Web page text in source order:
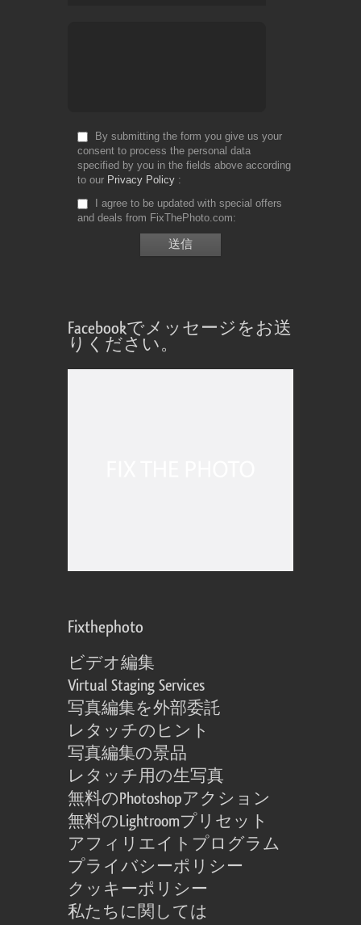
By submitting the form you give us your
consent to process the personal data
specified by you in the fields above according
to our Privacy Policy
I agree to be updated with special offers
and deals from FixThePhoto.com
Facebookでメッセージをお送
りください。
Fixthephoto
ビデオ編集
Virtual Staging Services
写真編集を外部委託
レタッチのヒント
写真編集の景品
レタッチ用の生写真
無料のPhotoshopアクション
無料のLightroomプリセット
アフィリエイトプログラム
プライバシーポリシー
クッキーポリシー
私たちに関しては